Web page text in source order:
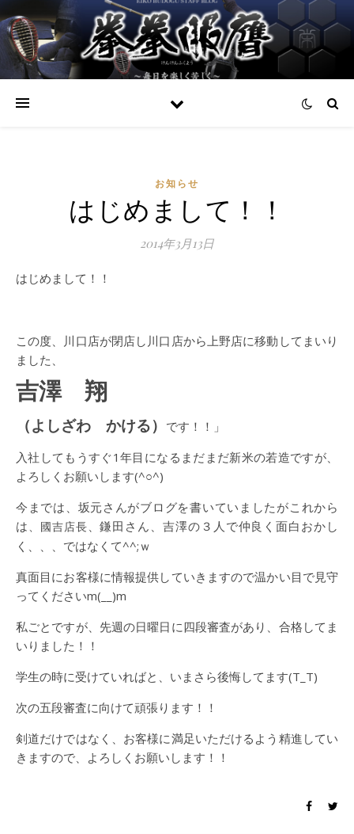
お知らせ
はじめまして！！
2014年3月13日
はじめまして！！
この度、川口店が閉店し川口店から上野店に移動してまいり
ました、
吉澤 翔
（よしざわ かける） です！！」
入社してもうすぐ1年目になるまだまだ新米の若造ですが、
よろしくお願いします(^○^)
今までは、坂元さんがブログを書いていましたがこれから
は、國吉店長、鎌田さん、吉澤の３人で仲良く面白おかし
く、、、ではなくて^^;ｗ
真面目にお客様に情報提供していきますので温かい目で見守
ってくださいm(__)m
私ごとですが、先週の日曜日に四段審査があり、合格してま
いりました！！
学生の時に受けていればと、いまさら後悔してます(T_T)
次の五段審査に向けて頑張ります！！
剣道だけではなく、お客様に満足いただけるよう精進してい
きますので、よろしくお願いします！！